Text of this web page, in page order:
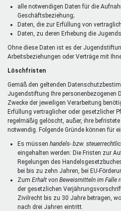
alle notwendigen Daten für die
Geschäftsbeziehung;
Daten, die zur Erfüllung von
Daten, zu deren Erhebung die
Ohne diese Daten ist es der
Arbeitsbeziehungen oder Verträge mit
Löschfristen
Gemäß den geltenden
Jugendstiftung Ihre personenbezogenen
Zwecke der jeweiligen Verarbeitung
Erfüllung vertraglicher oder gesetzlicher
regelmäßig gelöscht, außer, ihre
notwendig. Folgende Gründe können für
Es müssen handels- bzw.
eingehalten werden: Die Fristen zur
Regelungen des
bei bis zu zehn Jahren, bei EU-
Zum Erhalt von Beweismitteln im Falle
der gesetzlichen
Zivilrecht bis zu 30 Jahre betragen,
nach drei Jahren eintritt.